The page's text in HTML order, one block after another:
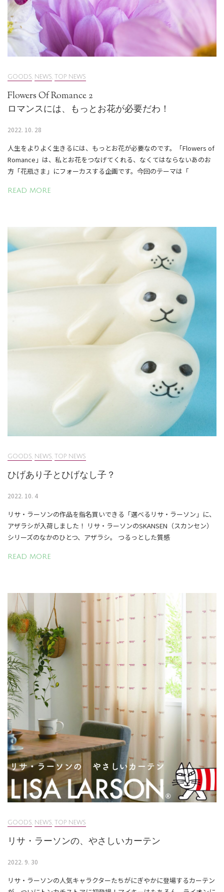
GOODS NEWS TOP NEWS
Flowers Of Romance 2
ロマンスには、もっとお花が必要だわ！
2022. 10. 28
人生をよりよく生きるには、もっとお花が必要なのです。「Flowers of
Romance」は、私とお花をつなげてくれる、なくてはならないあのお
方「花瓶さま」にフォーカスする企画です。今回のテーマは「
READ MORE
GOODS NEWS TOP NEWS
ひげあり子とひげなし子？
2022. 10. 4
リサ・ラーソンの作品を指名買いできる「選べるリサ・ラーソン」に、
アザラシが入荷しました！ リサ・ラーソンのSKANSEN（スカンセン）
シリーズのなかのひとつ、アザラシ。 つるっとした質感
READ MORE
GOODS NEWS TOP NEWS
リサ・ラーソンの、やさしいカーテン
2022. 9. 30
リサ・ラーソンの人気キャラクターたちがにぎやかに登場するカーテン